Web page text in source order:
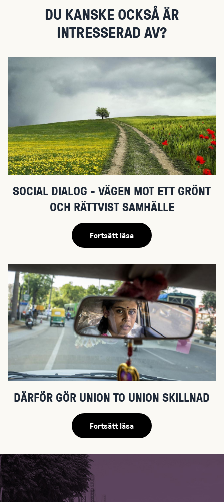
DU KANSKE OCKSÅ ÄR
INTRESSERAD AV?
SOCIAL DIALOG - VÄGEN MOT ETT GRÖNT
OCH RÄTTVIST SAMHÄLLE
Fortsätt läsa
DÄRFÖR GÖR UNION TO UNION SKILLNAD
Fortsätt läsa